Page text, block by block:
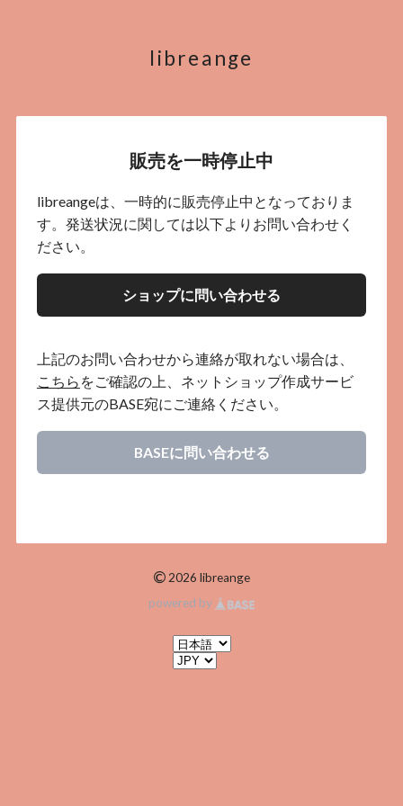
libreange
販売を一時停止中
libreangeは、一時的に販売停止中となっておりま
す。発送状況に関しては以下よりお問い合わせく
ださい。
ショップに問い合わせる
上記のお問い合わせから連絡が取れない場合は、
こちら をご確認の上、ネットショップ作成サービ
ス提供元のBASE宛にご連絡ください。
BASEに問い合わせる
© 2026 libreange
powered by